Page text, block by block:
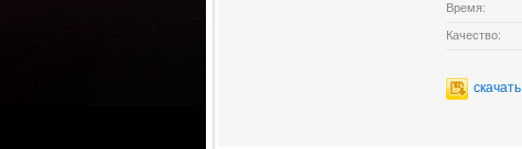
Время:
Качество:
скачать